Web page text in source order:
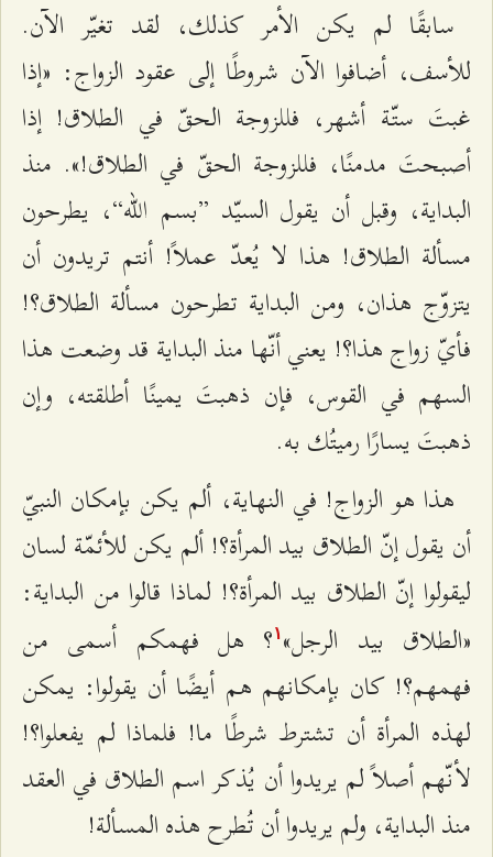
سابقًا لم يكن الأمر كذلك، لقد تغيّر الآن.
للأسف، أضافوا الآن شروطًا إلى عقود الزواج: «إذا
غبتَ ستّة أشهر، فللزوجة الحقّ في الطلاق! إذا
أصبحتَ مدمنًا، فللزوجة الحقّ في الطلاق!». منذ
البداية، وقبل أن يقول السيّد ”بسم الله“، يطرحون
مسألة الطلاق! هذا لا يُعدّ عملاً! أنتم تريدون أن
يتزوّج هذان، ومن البداية تطرحون مسألة الطلاق؟!
فأيّ زواج هذا؟! يعني أنّها منذ البداية قد وضعت هذا
السهم في القوس، فإن ذهبتَ يمينًا أطلقته، وإن
ذهبتَ يسارًا رميتُك به.
هذا هو الزواج! في النهاية، ألم يكن بإمكان النبيّ
أن يقول إنّ الطلاق بيد المرأة؟! ألم يكن للأئمّة لسان
ليقولوا إنّ الطلاق بيد المرأة؟! لماذا قالوا من البداية:
«الطلاق بيد الرجل» ۱؟ هل فهمكم أسمى من
فهمهم؟! كان بإمكانهم هم أيضًا أن يقولوا: يمكن
لهذه المرأة أن تشترط شرطًا ما! فلماذا لم يفعلوا؟!
لأنّهم أصلاً لم يريدوا أن يُذكر اسم الطلاق في العقد
منذ البداية، ولم يريدوا أن تُطرح هذه المسألة!